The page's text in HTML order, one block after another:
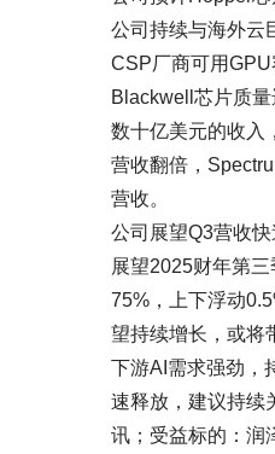
公司持续与海外云
CSP厂商可用
Blackwell芯片质
数十亿美元的收入
营收翻倍，
营收。
公司展望Q3营收
展望2025财年第
75%，上下浮动
望持续增长，或将
下游AI需求强劲，
速释放，建议持续
讯；受益标的：润